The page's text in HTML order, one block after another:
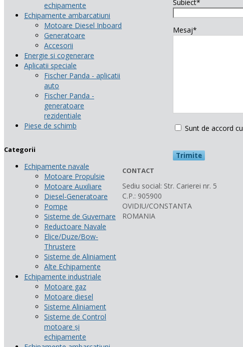
echipamente
Echipamente ambarcatiuni
Motoare Diesel Inboard
Generatoare
Accesorii
Energie si cogenerare
Aplicatii speciale
Fischer Panda - aplicatii
auto
Fischer Panda -
generatoare
rezidentiale
Piese de schimb
Subiect*
Mesaj*
Sunt de accord cu
Categorii
Echipamente navale
Motoare Propulsie
Motoare Auxiliare
Diesel-Generatoare
Pompe
Sisteme de Guvernare
Reductoare Navale
Elice/Duze/Bow-
Thrustere
Sisteme de Aliniament
Alte Echipamente
Echipamente industriale
Motoare gaz
Motoare diesel
Sisteme Aliniament
Sisteme de Control
motoare și
echipamente
CONTACT
Sediu social: Str. Carierei nr. 5
C.P.: 905900
OVIDIU/CONSTANTA
ROMANIA